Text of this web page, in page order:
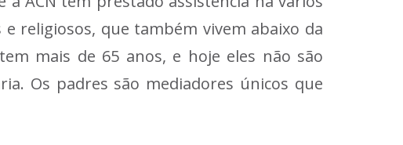
religiosos, que também vivem abaixo da
mais de 65 anos, e hoje eles não são
Os padres são mediadores únicos que